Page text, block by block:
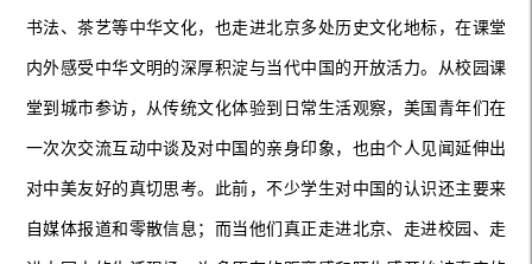
书法、茶艺等中华文化，也走进北京多处历史文化地标，在课堂
内外感受中华文明的深厚积淀与当代中国的开放活力。从校园课
堂到城市参访，从传统文化体验到日常生活观察，美国青年们在
一次次交流互动中谈及对中国的亲身印象，也由个人见闻延伸出
对中美友好的真切思考。此前，不少学生对中国的认识还主要来
自媒体报道和零散信息；而当他们真正走进北京、走进校园、走